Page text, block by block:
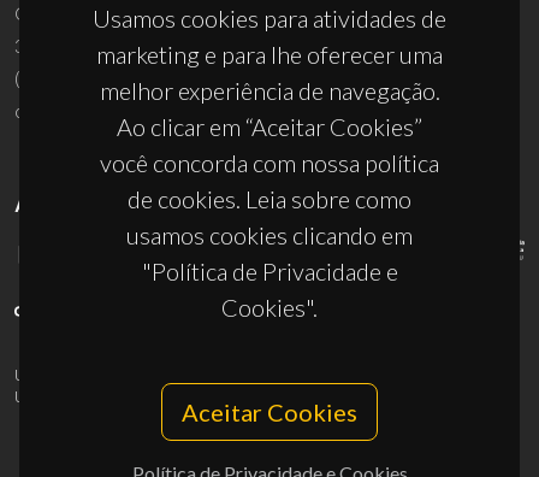
Usamos cookies para atividades de
marketing e para lhe oferecer uma
melhor experiência de navegação.
Ao clicar em “Aceitar Cookies”
você concorda com nossa política
de cookies. Leia sobre como
usamos cookies clicando em
"Política de Privacidade e
Cookies".
Aceitar Cookies
Campus Universitário de Santiago
3810-193 Aveiro - Portugal
(+351) 234 370 200
ciceco@ua.pt
APOIOS
UID/PRR/50011/2025
UID/PRR2/50011/2025
10.54499/UID/PRR2/50011/2025